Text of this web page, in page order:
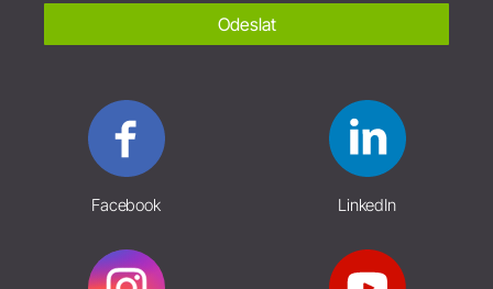
Odeslat
Facebook LinkedIn